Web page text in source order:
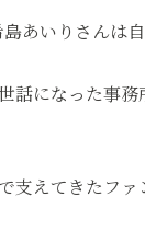
あいりさんは
話になった事
支えてきたフ